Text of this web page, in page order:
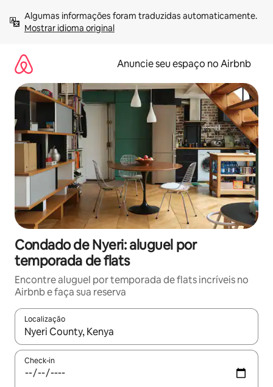
para
Mostrar idioma original
Anuncie seu espaço no Airbnb
Condado de Nyeri: aluguel por
temporada de flats
Encontre aluguel por temporada de flats incríveis no
Airbnb e faça sua reserva
Localização
Quando os resultados estiverem disponíveis, explore-os
Check-in